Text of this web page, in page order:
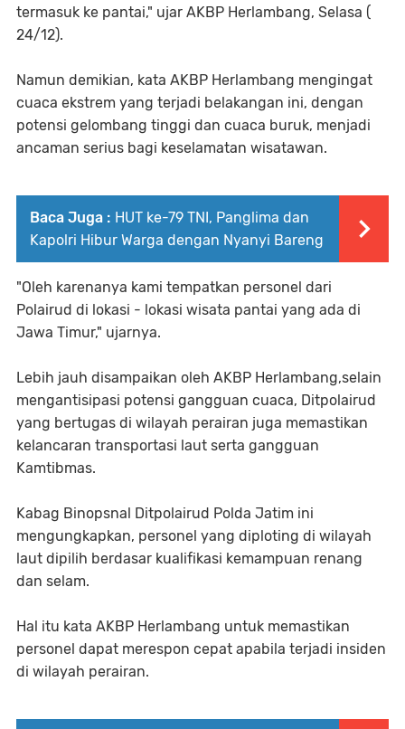
termasuk ke pantai," ujar AKBP Herlambang, Selasa (
24/12).
Namun demikian, kata AKBP Herlambang mengingat
cuaca ekstrem yang terjadi belakangan ini, dengan
potensi gelombang tinggi dan cuaca buruk, menjadi
ancaman serius bagi keselamatan wisatawan.
Baca Juga : HUT ke-79 TNI, Panglima dan
Kapolri Hibur Warga dengan Nyanyi Bareng
"Oleh karenanya kami tempatkan personel dari
Polairud di lokasi - lokasi wisata pantai yang ada di
Jawa Timur," ujarnya.
Lebih jauh disampaikan oleh AKBP Herlambang,selain
mengantisipasi potensi gangguan cuaca, Ditpolairud
yang bertugas di wilayah perairan juga memastikan
kelancaran transportasi laut serta gangguan
Kamtibmas.
Kabag Binopsnal Ditpolairud Polda Jatim ini
mengungkapkan, personel yang diploting di wilayah
laut dipilih berdasar kualifikasi kemampuan renang
dan selam.
Hal itu kata AKBP Herlambang untuk memastikan
personel dapat merespon cepat apabila terjadi insiden
di wilayah perairan.